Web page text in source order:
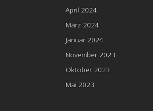
April 2024
März 2024
Januar 2024
November 2023
Oktober 2023
Mai 2023